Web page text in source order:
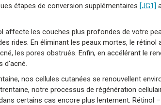
étapes de conversion supplémentaires [JG1]
affecte les couches plus profondes de votre
rides. En éliminant les peaux mortes, le
les pores obstrués. Enfin, en accélérant le
d'acné.
nos cellules cutanées se renouvellent
notre processus de régénération
certains cas encore plus lentement.